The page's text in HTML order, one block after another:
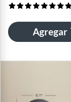
Agregar